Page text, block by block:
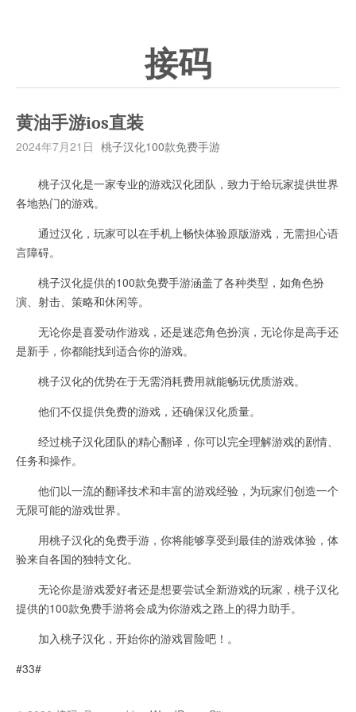
接码
黄油手游ios直装
2024年7月21日 桃子汉化100款免费手游
桃子汉化是一家专业的游戏汉化团队，致力于给玩家提供世界
各地热门的游戏。
通过汉化，玩家可以在手机上畅快体验原版游戏，无需担心语
言障碍。
桃子汉化提供的100款免费手游涵盖了各种类型，如角色扮
演、射击、策略和休闲等。
无论你是喜爱动作游戏，还是迷恋角色扮演，无论你是高手还
是新手，你都能找到适合你的游戏。
桃子汉化的优势在于无需消耗费用就能畅玩优质游戏。
他们不仅提供免费的游戏，还确保汉化质量。
经过桃子汉化团队的精心翻译，你可以完全理解游戏的剧情、
任务和操作。
他们以一流的翻译技术和丰富的游戏经验，为玩家们创造一个
无限可能的游戏世界。
用桃子汉化的免费手游，你将能够享受到最佳的游戏体验，体
验来自各国的独特文化。
无论你是游戏爱好者还是想要尝试全新游戏的玩家，桃子汉化
提供的100款免费手游将会成为你游戏之路上的得力助手。
加入桃子汉化，开始你的游戏冒险吧！。
#33#